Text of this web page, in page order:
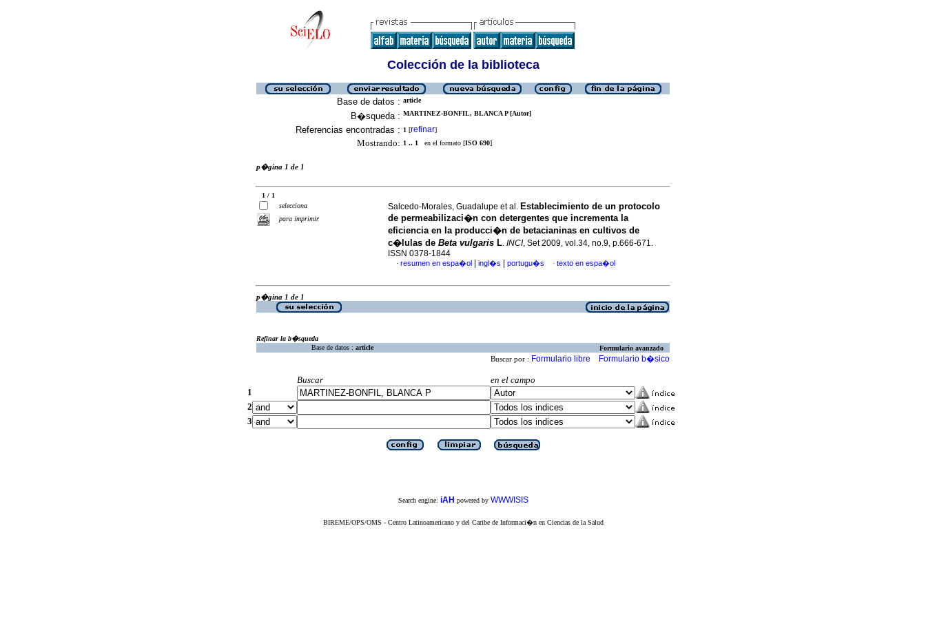
Colección de la biblioteca
Base de datos : article
B�squeda : MARTINEZ-BONFIL, BLANCA P [Autor]
Referencias encontradas : 1 [refinar]
Mostrando: 1 .. 1 en el formato [ISO 690]
p�gina 1 de 1
1 / 1
selecciona
para imprimir
Salcedo-Morales, Guadalupe et al. Establecimiento de un protocolo
de permeabilizaci�n con detergentes que incrementa la
eficiencia en la producci�n de betacianinas en cultivos de
c�lulas de Beta vulgaris L. INCI, Set 2009, vol.34, no.9, p.666-671.
ISSN 0378-1844
· resumen en espa�ol ingl�s portugu�s · texto en espa�ol
p�gina 1 de 1
Refinar la b�squeda
Base de datos : article Formulario avanzado
Buscar por : Formulario libre Formulario b�sico
Buscar
en el campo
1
2
3
Search engine: iAH powered by WWWISIS
BIREME/OPS/OMS - Centro Latinoamericano y del Caribe de Informaci�n en Ciencias de la Salud